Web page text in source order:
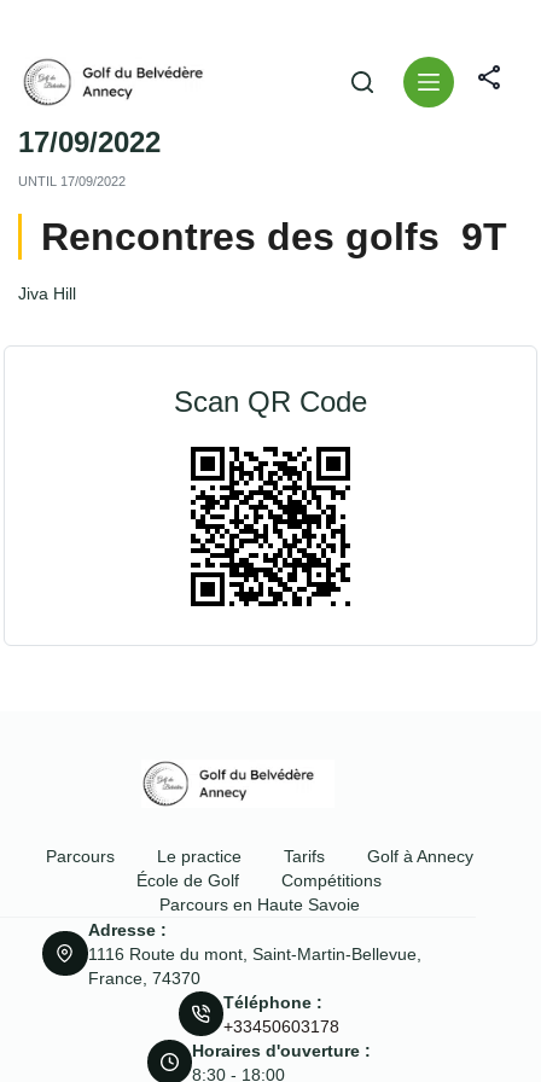
print share
17/09/2022
UNTIL 17/09/2022
Rencontres des golfs 9T
Jiva Hill
Scan QR Code
Parcours Le practice Tarifs
Golf à Annecy
École de Golf
Compétitions
Parcours en Haute Savoie
Adresse :
1116 Route du mont, Saint-Martin-Bellevue,
France, 74370
Téléphone :
+33450603178
Horaires d'ouverture :
8:30 - 18:00